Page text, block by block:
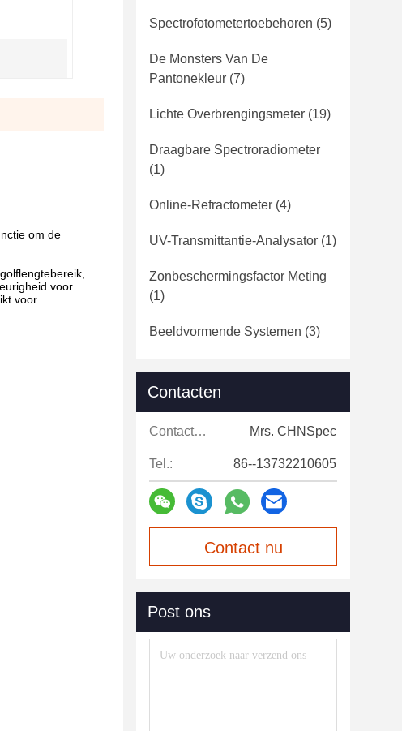
om de
voor
voor
Spectrofotometertoebehoren (5)
De Monsters Van De
Pantonekleur (7)
Lichte Overbrengingsmeter (19)
Draagbare Spectroradiometer
(1)
Online-Refractometer (4)
UV-Transmittantie-Analysator (1)
Zonbeschermingsfactor Meting
(1)
Beeldvormende Systemen (3)
Contacten
Contacten: Mrs. CHNSpec
Tel.: 86--13732210605
Contact nu
Post ons